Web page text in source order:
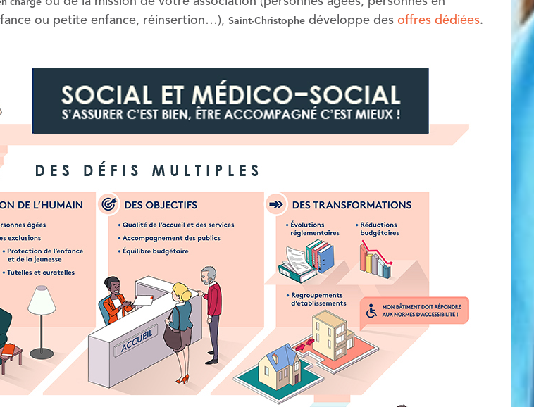
charge
ou petite enfance, réinsertion…), Saint-Christophe développe des offres dédiées.